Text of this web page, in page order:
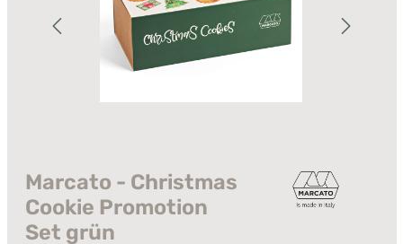
Marcato - Christmas
Cookie Promotion
Set grün